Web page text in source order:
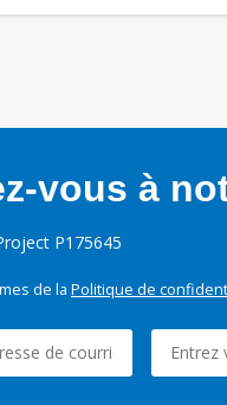
vous à
P175645
de la Politique de